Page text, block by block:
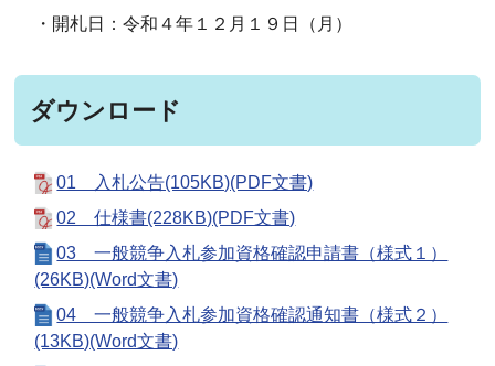
・開札日：令和４年１２月１９日（月）
ダウンロード
01 入札公告(105KB)(PDF文書)
02 仕様書(228KB)(PDF文書)
03 一般競争入札参加資格確認申請書（様式１）
(26KB)(Word文書)
04 一般競争入札参加資格確認通知書（様式２）
(13KB)(Word文書)